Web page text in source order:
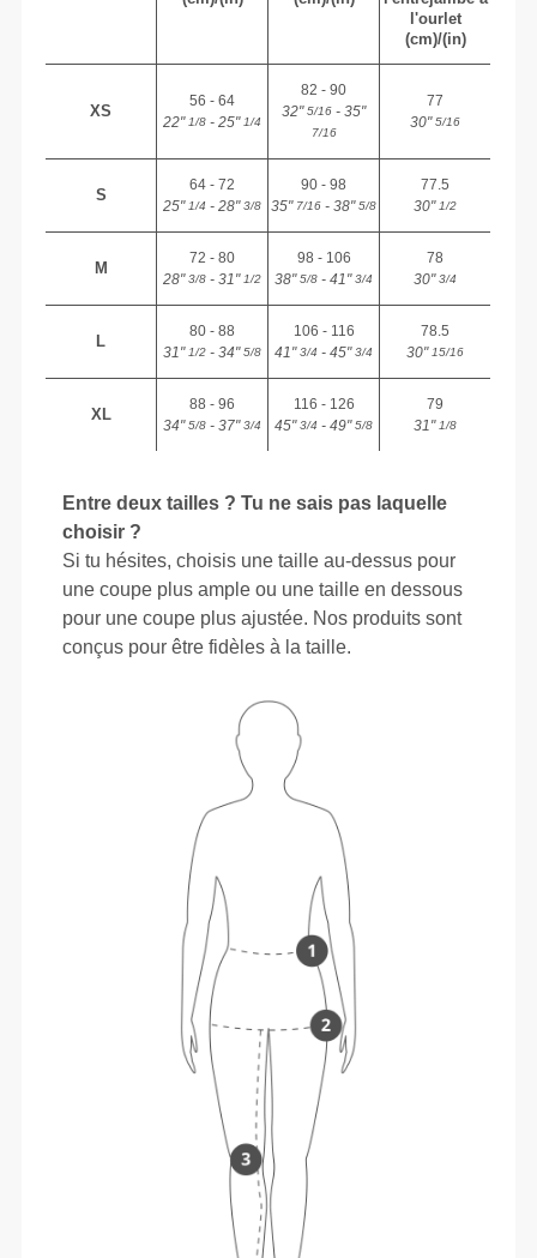
l'ourlet
(cm)/(in)
XS
56 - 64
22"1/8 - 25"1/4
82 - 90
32"5/16 - 35"
7/16
77
30"5/16
S
64 - 72
25"1/4 - 28"3/8
90 - 98
35"7/16 - 38"5/8
77.5
30"1/2
M
72 - 80
28"3/8 - 31"1/2
98 - 106
38"5/8 - 41"3/4
78
30"3/4
L
80 - 88
31"1/2 - 34"5/8
106 - 116
41"3/4 - 45"3/4
78.5
30"15/16
XL
88 - 96
34"5/8 - 37"3/4
116 - 126
45"3/4 - 49"5/8
79
31"1/8
Entre deux tailles ? Tu ne sais pas laquelle
choisir ?
Si tu hésites, choisis une taille au-dessus pour
une coupe plus ample ou une taille en dessous
pour une coupe plus ajustée. Nos produits sont
conçus pour être fidèles à la taille.